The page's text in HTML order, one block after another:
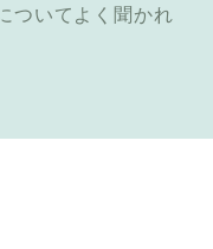
ついてよく聞かれ